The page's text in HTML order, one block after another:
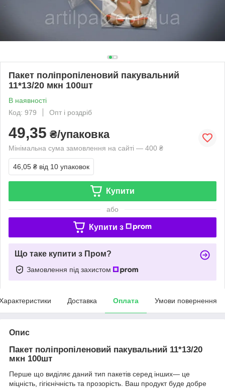
Пакет поліпропіленовий пакувальний
11*13/20 мкн 100шт
В наявності
Код: 979
Опт і роздріб
49,35 ₴/упаковка
Мінімальна сума замовлення на сайті — 400 ₴
46,05 ₴ від 10 упаковок
Купити
або
Купити з
Що таке купити з Пром?
Замовлення під захистом
Доставка Оплата Умови повернення
Опис
Пакет поліпропіленовий пакувальний 11*13/20
мкн 100шт
Перше що виділяє даний тип пакетів серед інших― це
міцність, гігієнічність та прозорість. Ваш продукт буде добре